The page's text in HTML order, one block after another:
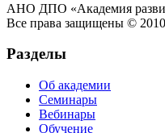
АНО ДПО «Академия
Все права защищены ©
Разделы
Об академии
Семинары
Вебинары
Обучение